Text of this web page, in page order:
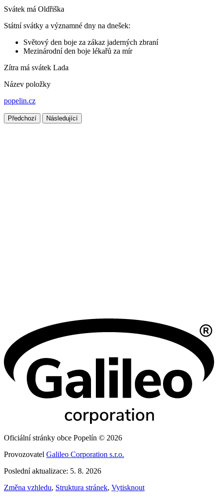
Svátek má Oldřiška
Státní svátky a významné dny na dnešek:
Světový den boje za zákaz jaderných zbraní
Mezinárodní den boje lékařů za mír
Zítra má svátek Lada
Název položky
popelin.cz
Předchozí Následující
Oficiální stránky obce Popelín © 2026
Provozovatel Galileo Corporation s.r.o.
Poslední aktualizace: 5. 8. 2026
Změna vzhledu, Struktura stránek, Vytisknout